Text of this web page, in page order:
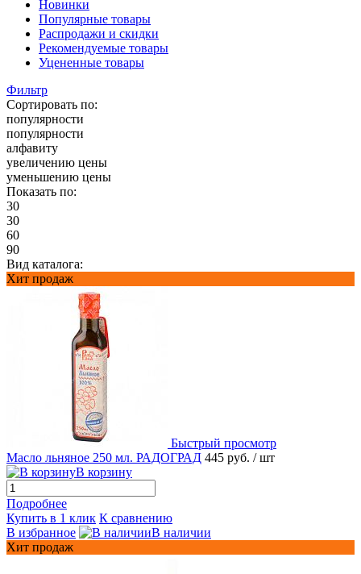
Новинки
Популярные товары
Распродажи и скидки
Рекомендуемые товары
Уцененные товары
Фильтр
Сортировать по:
популярности
популярности
алфавиту
увеличению цены
уменьшению цены
Показать по:
30
30
60
90
Вид каталога:
Хит продаж
Быстрый просмотр
Масло льняное 250 мл. РАДОГРАД 445 руб. / шт
В корзину
Подробнее
Купить в 1 клик К сравнению
В избранное
В наличии
Хит продаж